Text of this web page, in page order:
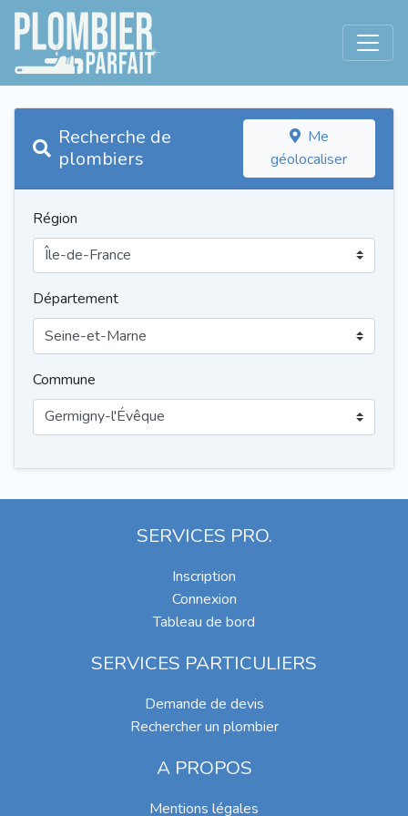
Recherche de
plombiers
Me
géolocaliser
Région
Département
Commune
SERVICES PRO.
Inscription
Connexion
Tableau de bord
SERVICES PARTICULIERS
Demande de devis
Rechercher un plombier
A PROPOS
Mentions légales